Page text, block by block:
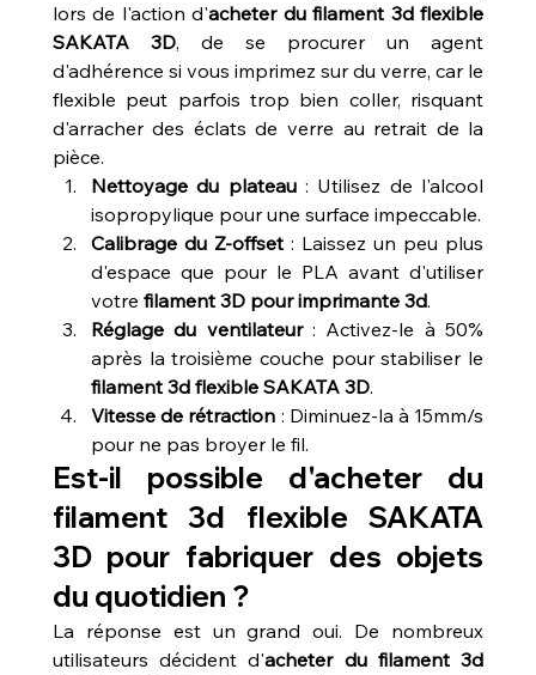
lors de l'action d'acheter du filament 3d flexible
SAKATA 3D, de se procurer un agent
d'adhérence si vous imprimez sur du verre, car le
flexible peut parfois trop bien coller, risquant
d'arracher des éclats de verre au retrait de la
pièce.
Nettoyage du plateau : Utilisez de l'alcool
isopropylique pour une surface impeccable.
Calibrage du Z-offset : Laissez un peu plus
d'espace que pour le PLA avant d'utiliser
votre filament 3D pour imprimante 3d.
Réglage du ventilateur : Activez-le à 50%
filament 3d flexible SAKATA 3D.
Vitesse de rétraction : Diminuez-la à 15mm/s
pour ne pas broyer le fil.
Est-il possible d'acheter du
filament 3d flexible SAKATA
3D pour fabriquer des objets
du quotidien ?
La réponse est un grand oui. De nombreux
utilisateurs décident d'acheter du filament 3d